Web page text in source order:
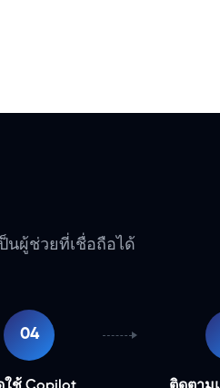
นผู้ช่วยที่เชื่อถือได้
04